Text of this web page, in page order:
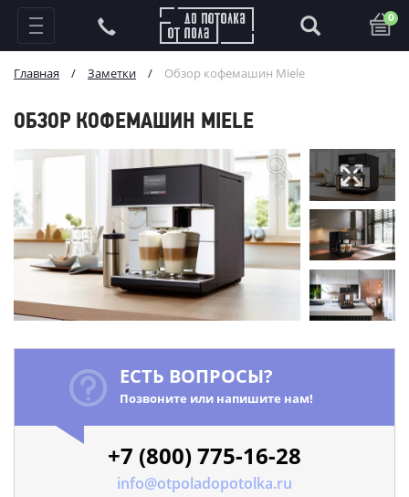
0
Главная / Заметки / Обзор кофемашин Miele
ОБЗОР КОФЕМАШИН MIELE
ЕСТЬ ВОПРОСЫ?
Позвоните или напишите нам!
+7 (800) 775-16-28
info@otpoladopotolka.ru